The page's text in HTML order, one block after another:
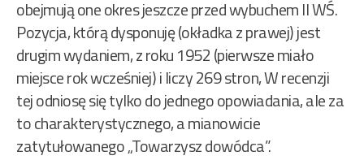
obejmują one okres jeszcze przed wybuchem II WŚ.
Pozycja, którą dysponuję (okładka z prawej) jest
drugim wydaniem, z roku 1952 (pierwsze miało
miejsce rok wcześniej) i liczy 269 stron, W recenzji
tej odniosę się tylko do jednego opowiadania, ale za
to charakterystycznego, a mianowicie
zatytułowanego „Towarzysz dowódca”.